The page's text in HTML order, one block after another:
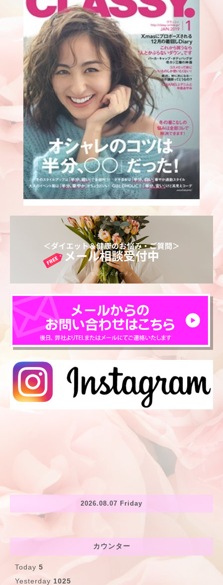
2026.08.07 Friday
カウンター
Today 5
Yesterday 1025